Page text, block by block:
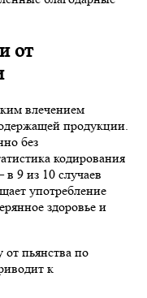
от
влечением
продукции.
без
кодирования
9 из 10 случаев
употребление
здоровье и
от пьянства по
к